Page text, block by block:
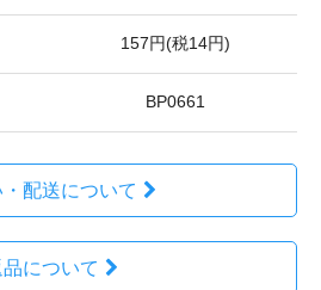
157円(税14円)
BP0661
配送について
について